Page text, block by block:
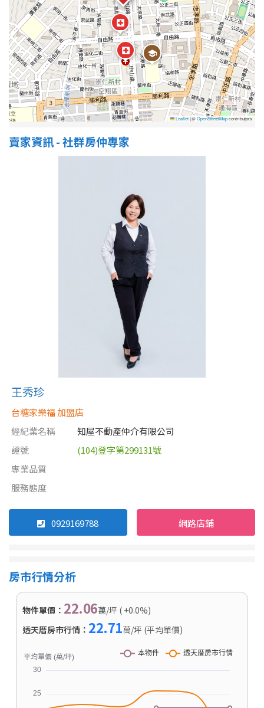
2房 3房
4房 5房以上
屋齡
不拘
5 年以下
5-10 年 10-20 年
Leaflet|©OpenStreetMapcontributors
賣家資訊 - 社群房仲專家
王秀珍
台糖家樂福 加盟店
經紀業名稱
知屋不動產仲介有限公司
證號
(104)登字第299131號
專業品質
服務態度
0929169788 網路店鋪
房市行情分析
物件單價： 22.06萬/坪 ( +0.0%)
透天厝房市行情： 22.71萬/坪 (平均單價)